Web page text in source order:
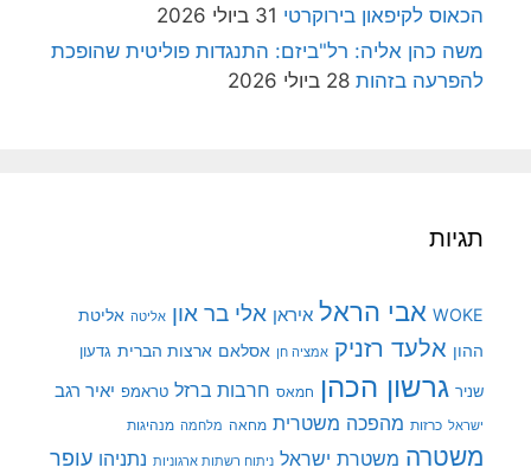
הכאוס לקיפאון בירוקרטי 31 ביולי 2026
משה כהן אליה: רל"ביזם: התנגדות פוליטית שהופכת
להפרעה בזהות 28 ביולי 2026
תגיות
WOKE אבי הראל איראן אלי בר און אליטה אליטת
ההון אלעד רזניק אמציה חן אסלאם ארצות הברית גדעון
שניר גרשון הכהן חמאס חרבות ברזל טראמפ יאיר רגב
ישראל כרזות מהפכה משטרית מחאה מלחמה מנהיגות
משטרה משטרת ישראל ניתוח רשתות ארגוניות נתניהו עופר